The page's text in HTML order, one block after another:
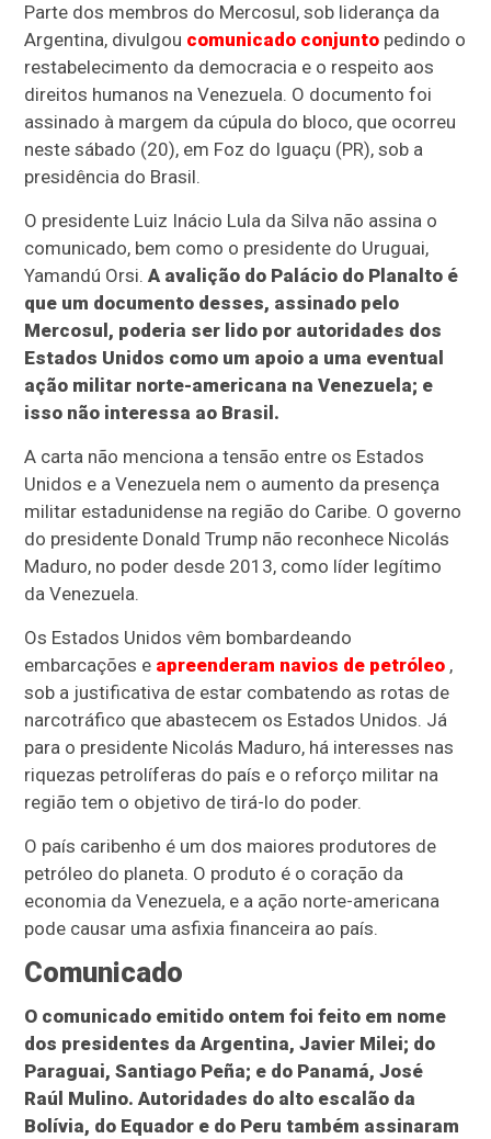
Parte dos membros do Mercosul, sob liderança da
Argentina, divulgou comunicado conjunto pedindo o
restabelecimento da democracia e o respeito aos
direitos humanos na Venezuela. O documento foi
assinado à margem da cúpula do bloco, que ocorreu
neste sábado (20), em Foz do Iguaçu (PR), sob a
presidência do Brasil.
O presidente Luiz Inácio Lula da Silva não assina o
comunicado, bem como o presidente do Uruguai,
Yamandú Orsi.A avalição do Palácio do Planalto é
que um documento desses, assinado pelo
Mercosul, poderia ser lido por autoridades dos
Estados Unidos como um apoio a uma eventual
ação militar norte-americana na Venezuela; e
isso não interessa ao Brasil.
A carta não menciona a tensão entre os Estados
Unidos e a Venezuela nem o aumento da presença
militar estadunidense na região do Caribe. O governo
do presidente Donald Trump não reconhece Nicolás
Maduro, no poder desde 2013, como líder legítimo
da Venezuela.
Os Estados Unidos vêm bombardeando
embarcações e apreenderam navios de petróleo ,
sob a justificativa de estar combatendo as rotas de
narcotráfico que abastecem os Estados Unidos. Já
para o presidente Nicolás Maduro, há interesses nas
riquezas petrolíferas do país e o reforço militar na
região tem o objetivo de tirá-lo do poder.
O país caribenho é um dos maiores produtores de
petróleo do planeta. O produto é o coração da
economia da Venezuela, e a ação norte-americana
pode causar uma asfixia financeira ao país.
Comunicado
O comunicado emitido ontem foi feito em nome
dos presidentes da Argentina, Javier Milei; do
Paraguai, Santiago Peña; e do Panamá, José
Raúl Mulino. Autoridades do alto escalão da
Bolívia, do Equador e do Peru também assinaram